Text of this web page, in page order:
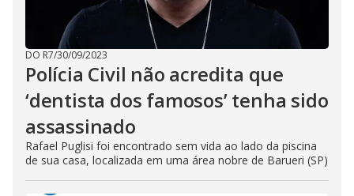
DO R7/30/09/2023
Polícia Civil não acredita que
‘dentista dos famosos’ tenha sido
assassinado
Rafael Puglisi foi encontrado sem vida ao lado da piscina
de sua casa, localizada em uma área nobre de Barueri (SP)